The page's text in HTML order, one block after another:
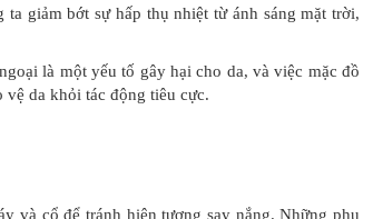
giảm bớt sự hấp thụ nhiệt từ ánh sáng mặt trời,
là một yếu tố gây hại cho da, và việc mặc đồ
vệ da khỏi tác động tiêu cực.
và cổ để tránh hiện tượng say nắng. Những phụ